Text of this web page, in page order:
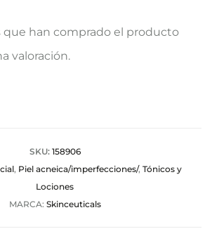
que han comprado el producto
valoración.
SKU: 158906
, Piel acneica/imperfecciones/, Tónicos y
Lociones
MARCA: Skinceuticals